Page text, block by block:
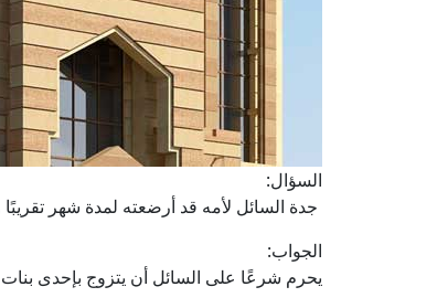
السؤال:
جدة السائل لأمه قد أرضعته لمدة شهر
الجواب:
يحرم شرعًا على السائل أن يتزوج بإحدى بنات